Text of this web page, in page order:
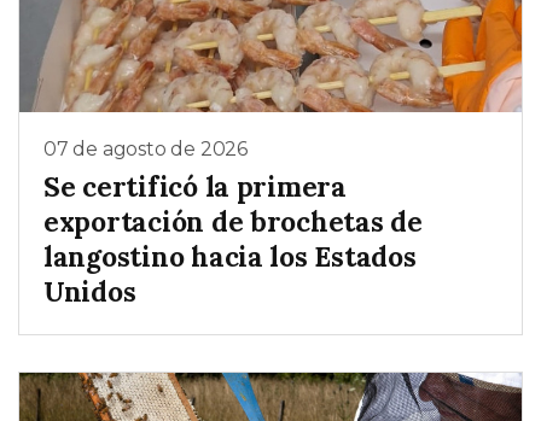
07 de agosto de 2026
Se certificó la primera
exportación de brochetas de
langostino hacia los Estados
Unidos